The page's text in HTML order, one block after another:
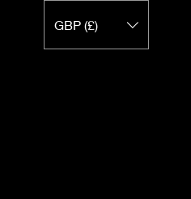
GBP (£)